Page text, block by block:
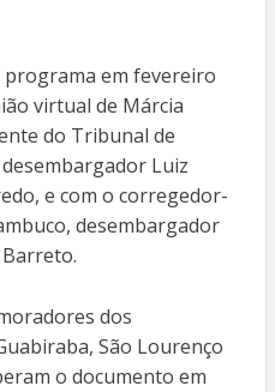
em fevereiro
virtual de Márcia
do Tribunal de
Luiz
e com o corregedor-
desembargador
Barreto.
dos
São Lourenço
o documento em